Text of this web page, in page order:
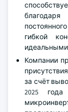
гибкой
Компании
за счёт
2025 года